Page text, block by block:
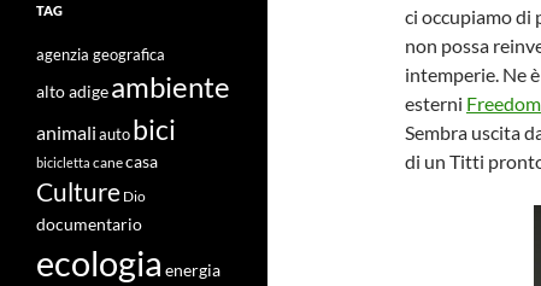
ci occupiamo di
non possa
intemperie. Ne
esterni Freedom
Sembra uscita
di un Titti
TAG
agenzia geografica
alto adigeambiente
animali auto bici
bicicletta canecasa
Culture Dio
documentario
ecologia energia